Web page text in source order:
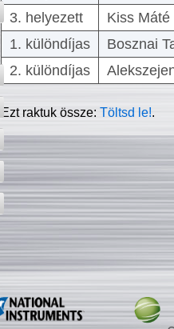
3. helyezett
Kiss
1. különdíjas
Bosznai
2. különdíjas
Ezt raktuk össze:Töltsd le!.